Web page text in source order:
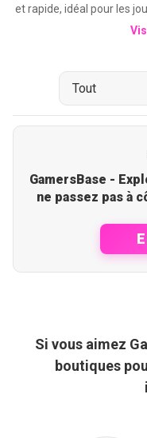
et rapide, idéal pour les
GamersBase -
Si vous aimez
boutiques